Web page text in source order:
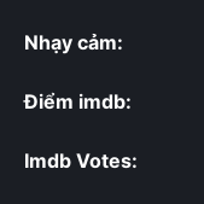
Nhạy cảm:
Điểm imdb:
Imdb Votes: